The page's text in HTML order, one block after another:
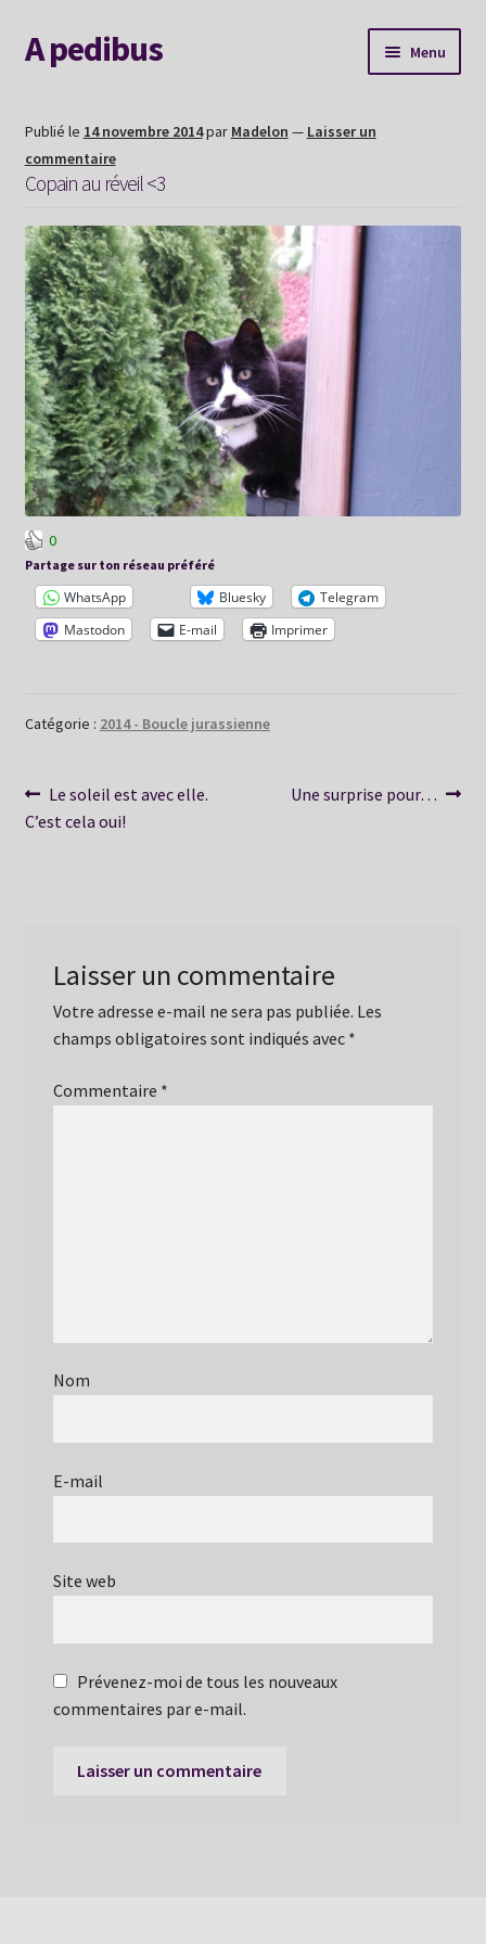
Aller
à
navigation
Aller
au
A pedibus Menu
Nouvelle voie
Me contacter
Album souvenirs
Mon Hexaperso 2026
Publié le 14 novembre 2014par Madelon — Laisser un
commentaire
Copain au réveil <3
0
Partage sur ton réseau préféré
WhatsApp Bluesky
Telegram
Mastodon
E-mail Imprimer
Catégorie : 2014 - Boucle jurassienne
Navigation
de
Article
précédent :
Le soleil est avec elle.
C’est cela oui!
Article
Une surprise pour…
Laisser un commentaire
Votre adresse e-mail ne sera pas publiée. Les
champs obligatoires sont indiqués avec *
Commentaire *
Nom
E-mail
Site web
Prévenez-moi de tous les nouveaux
commentaires par e-mail.